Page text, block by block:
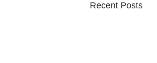
Recent Posts